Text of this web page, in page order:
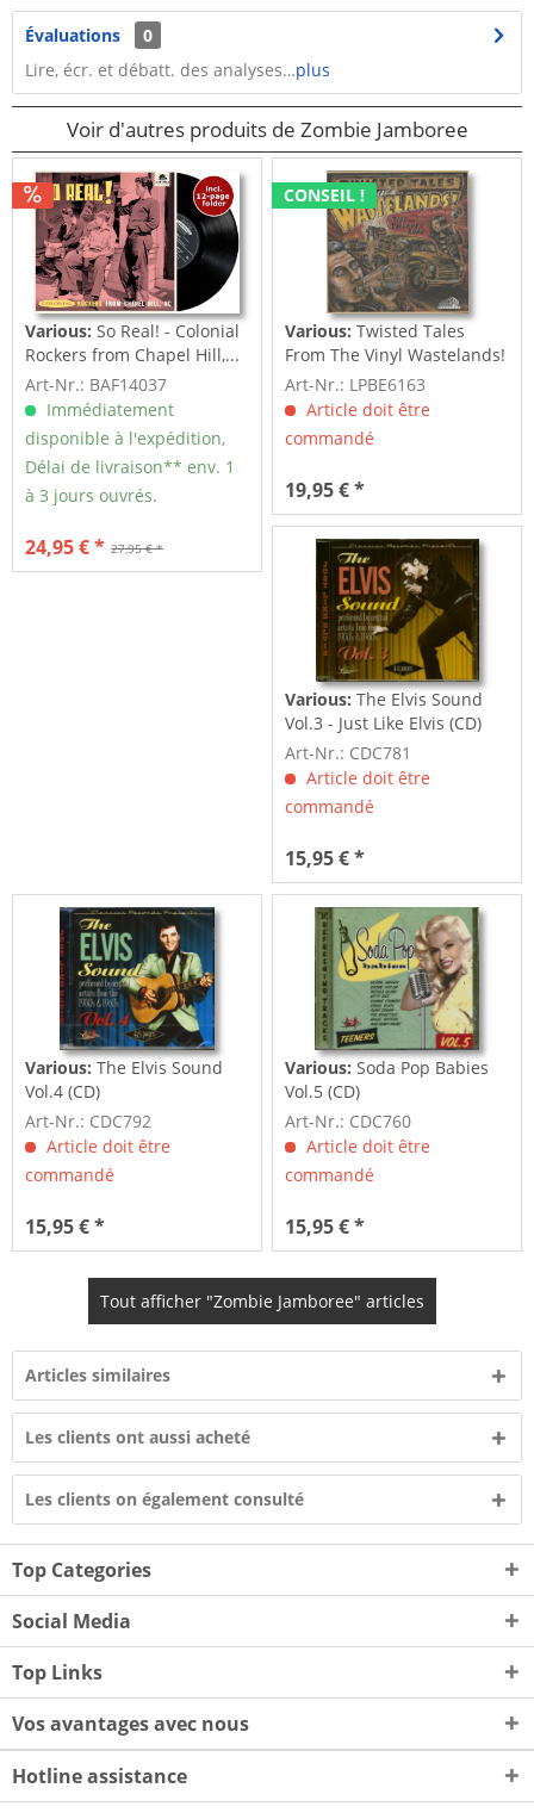
Évaluations
0
Lire, écr. et débatt. des analyses…plus
Voir d'autres produits de Zombie Jamboree
Various:So Real! - Colonial
Rockers from Chapel Hill,...
Art-Nr.: BAF14037
Immédiatement
disponible à l'expédition,
Délai de livraison** env. 1
à 3 jours ouvrés.
27,95 € *
24,95 € *
CONSEIL !
Various:Twisted Tales
From The Vinyl Wastelands!
Vol.5...
Art-Nr.: LPBE6163
Article doit être
commandé
19,95 € *
Various:The Elvis Sound
Vol.3 - Just Like Elvis (CD)
Art-Nr.: CDC781
Article doit être
commandé
15,95 € *
Various:The Elvis Sound
Vol.4 (CD)
Art-Nr.: CDC792
Article doit être
commandé
15,95 € *
Various:Soda Pop Babies
Vol.5 (CD)
Art-Nr.: CDC760
Article doit être
commandé
15,95 € *
Tout afficher "Zombie Jamboree" articles
Articles similaires
Les clients ont aussi acheté
Les clients on également consulté
Top Categories
Social Media
Top Links
Vos avantages avec nous
Hotline assistance